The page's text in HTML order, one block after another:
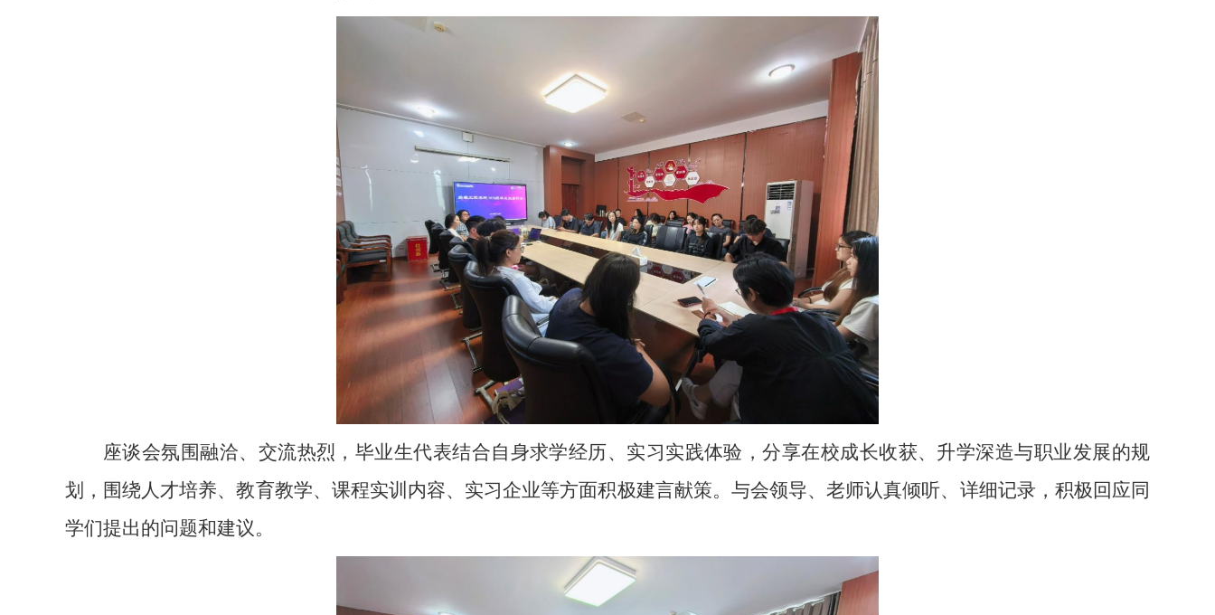
座谈会氛围融洽、交流热烈，毕业生代表结合自身求学经历、实习实践体验，分享在校成长收获、升学深造与职业发展的规
划，围绕人才培养、教育教学、课程实训内容、实习企业等方面积极建言献策。与会领导、老师认真倾听、详细记录，积极回应同
学们提出的问题和建议。